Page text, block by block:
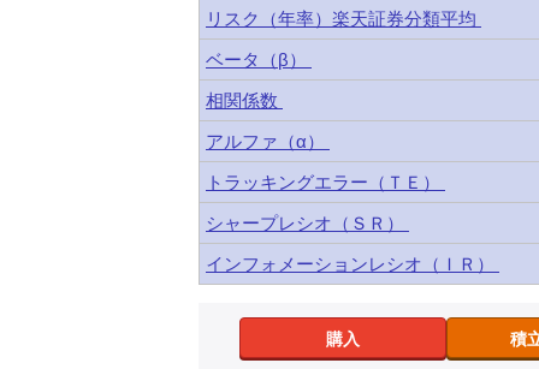
リスク（年率）楽天証券分類平均
ベータ（β）
相関係数
アルファ（α）
トラッキングエラー（ＴＥ）
シャープレシオ（ＳＲ）
インフォメーションレシオ（ＩＲ）
購入 積